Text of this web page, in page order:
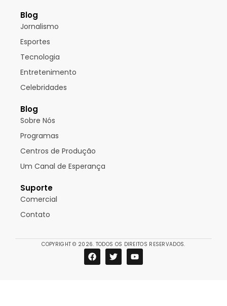
Blog
Jornalismo
Esportes
Tecnologia
Entretenimento
Celebridades
Blog
Sobre Nós
Programas
Centros de Produção
Um Canal de Esperança
Suporte
Comercial
Contato
COPYRIGHT © 2026. TODOS OS DIREITOS RESERVADOS.